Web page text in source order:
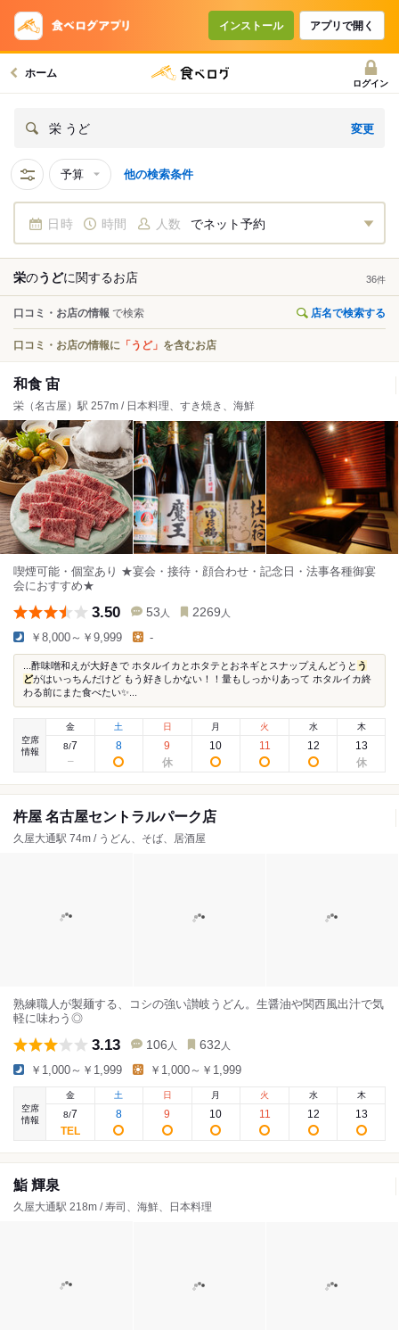
インストール アプリで開く
ホーム
ログイン
栄 うど 変更
予算 他の検索条件
日時 時間 人数 でネット予約
栄のうどに関するお店 36件
口コミ・お店の情報 で検索 店名で検索する
口コミ・お店の情報に 「うど」 を含むお店
和食 宙
栄（名古屋）駅 257m / 日本料理、すき焼き、海鮮
喫煙可能・個室あり ★宴会・接待・顔合わせ・記念日・法事各種御宴
会におすすめ★
3.50 53 人 2269 人
￥8,000～￥9,999 -
...酢味噌和えが大好きで ホタルイカとホタテとおネギとスナップえんどうと う
どがはいっちんだけど もう好きしかない！！量もしっかりあって ホタルイカ終
わる前にまた食べたい✨...
空席
情報
金
8/7
土
8
日
9
月
10
火
11
水
12
木
13
杵屋 名古屋セントラルパーク店
久屋大通駅 74m / うどん、そば、居酒屋
熟練職人が製麺する、コシの強い讃岐うどん。生醤油や関西風出汁で気
軽に味わう◎
3.13 106 人 632 人
￥1,000～￥1,999 ￥1,000～￥1,999
空席
情報
金
8/7
土
8
日
9
月
10
火
11
水
12
木
13
鮨 輝泉
久屋大通駅 218m / 寿司、海鮮、日本料理